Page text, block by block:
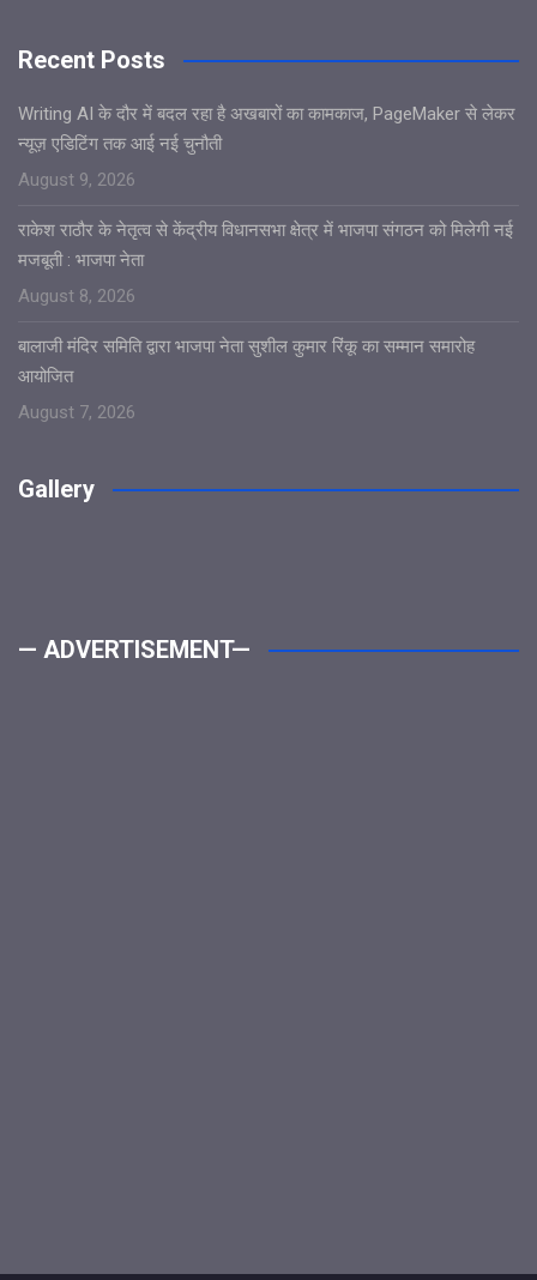
Recent Posts
Writing AI के दौर में बदल रहा है अखबारों का कामकाज, PageMaker से लेकर
न्यूज़ एडिटिंग तक आई नई चुनौती
August 9, 2026
राकेश राठौर के नेतृत्व से केंद्रीय विधानसभा क्षेत्र में भाजपा संगठन को मिलेगी नई
मजबूती : भाजपा नेता
August 8, 2026
बालाजी मंदिर समिति द्वारा भाजपा नेता सुशील कुमार रिंकू का सम्मान समारोह
आयोजित
August 7, 2026
Gallery
— ADVERTISEMENT—